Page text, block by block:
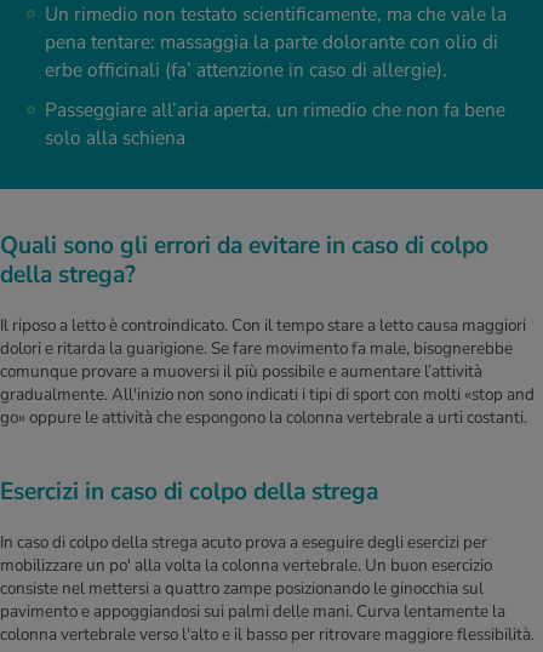
Un rimedio non testato scientificamente, ma che vale la
pena tentare: massaggia la parte dolorante con olio di
erbe officinali (fa’ attenzione in caso di allergie).
Passeggiare all’aria aperta, un rimedio che non fa bene
solo alla schiena
Quali sono gli errori da evitare in caso di colpo
della strega?
Il riposo a letto è controindicato. Con il tempo stare a letto causa maggiori
dolori e ritarda la guarigione. Se fare movimento fa male, bisognerebbe
comunque provare a muoversi il più possibile e aumentare l’attività
gradualmente. All'inizio non sono indicati i tipi di sport con molti «stop and
go» oppure le attività che espongono la colonna vertebrale a urti costanti.
Esercizi in caso di colpo della strega
In caso di colpo della strega acuto prova a eseguire degli esercizi per
mobilizzare un po' alla volta la colonna vertebrale. Un buon esercizio
consiste nel mettersi a quattro zampe posizionando le ginocchia sul
pavimento e appoggiandosi sui palmi delle mani. Curva lentamente la
colonna vertebrale verso l'alto e il basso per ritrovare maggiore flessibilità.